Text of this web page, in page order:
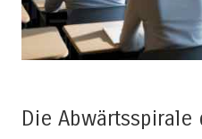
Die